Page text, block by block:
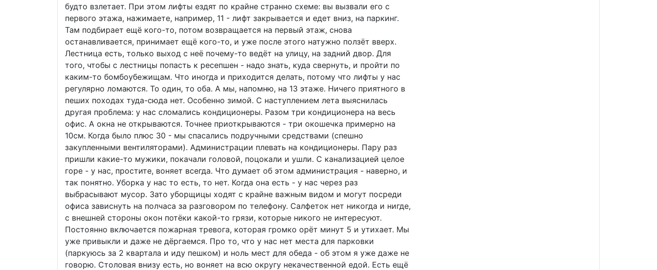
будто взлетает. При этом лифты ездят по крайне странно схеме: вы вызвали его с
первого этажа, нажимаете, например, 11 - лифт закрывается и едет вниз, на паркинг.
Там подбирает ещё кого-то, потом возвращается на первый этаж, снова
останавливается, принимает ещё кого-то, и уже после этого натужно ползёт вверх.
Лестница есть, только выход с неё почему-то ведёт на улицу, на задний двор. Для
того, чтобы с лестницы попасть к ресепшен - надо знать, куда свернуть, и пройти по
каким-то бомбоубежищам. Что иногда и приходится делать, потому что лифты у нас
регулярно ломаются. То один, то оба. А мы, напомню, на 13 этаже. Ничего приятного в
пеших походах туда-сюда нет. Особенно зимой. С наступлением лета выяснилась
другая проблема: у нас сломались кондиционеры. Разом три кондиционера на весь
офис. А окна не открываются. Точнее приоткрываются - три окошечка примерно на
10см. Когда было плюс 30 - мы спасались подручными средствами (спешно
закупленными вентиляторами). Администрации плевать на кондиционеры. Пару раз
пришли какие-то мужики, покачали головой, поцокали и ушли. С канализацией целое
горе - у нас, простите, воняет всегда. Что думает об этом администрация - наверно, и
так понятно. Уборка у нас то есть, то нет. Когда она есть - у нас через раз
выбрасывают мусор. Зато уборщицы ходят с крайне важным видом и могут посреди
офиса зависнуть на полчаса за разговором по телефону. Салфеток нет никогда и нигде,
с внешней стороны окон потёки какой-то грязи, которые никого не интересуют.
Постоянно включается пожарная тревога, которая громко орёт минут 5 и утихает. Мы
уже привыкли и даже не дёргаемся. Про то, что у нас нет места для парковки
(паркуюсь за 2 квартала и иду пешком) и ноль мест для обеда - об этом я уже даже не
говорю. Столовая внизу есть, но воняет на всю округу некачественной едой. Есть ещё